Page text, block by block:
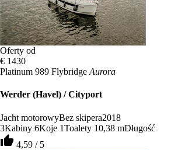
Oferty od
€ 1430
Platinum 989 Flybridge Aurora
Werder (Havel) / Cityport
Jacht motorowyBez skipera2018
3Kabiny 6Koje 1Toalety 10,38 mDługość
thumb_up 4,59 / 5